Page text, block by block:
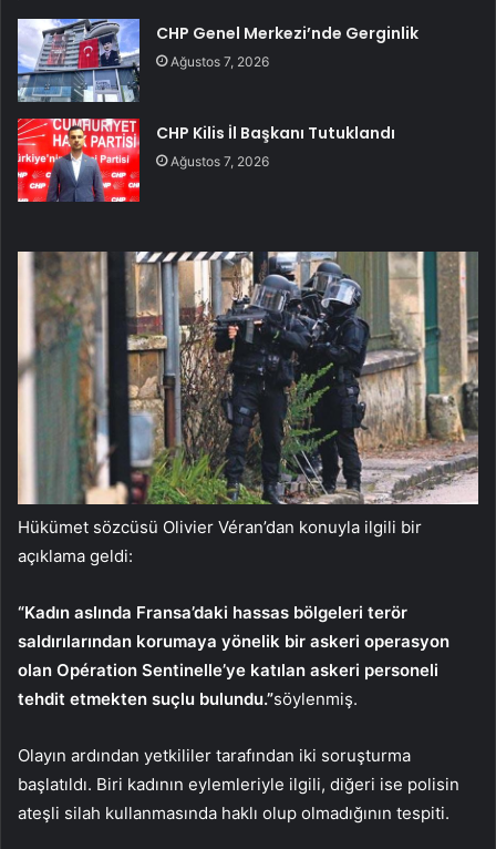
CHP Genel Merkezi’nde Gerginlik
Ağustos 7, 2026
CHP Kilis İl Başkanı Tutuklandı
Ağustos 7, 2026
Hükümet sözcüsü Olivier Véran’dan konuyla ilgili bir
açıklama geldi:
“Kadın aslında Fransa’daki hassas bölgeleri terör
saldırılarından korumaya yönelik bir askeri operasyon
olan Opération Sentinelle’ye katılan askeri personeli
tehdit etmekten suçlu bulundu.”söylenmiş.
Olayın ardından yetkililer tarafından iki soruşturma
başlatıldı. Biri kadının eylemleriyle ilgili, diğeri ise polisin
ateşli silah kullanmasında haklı olup olmadığının tespiti.